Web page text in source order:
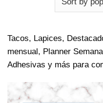
Tacos, Lapices,
mensual, Planner
Adhesivas y más para